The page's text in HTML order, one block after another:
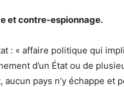
et contre-espionnage.
: « affaire politique qui
d’un État ou de
aucun pays n’y échappe et